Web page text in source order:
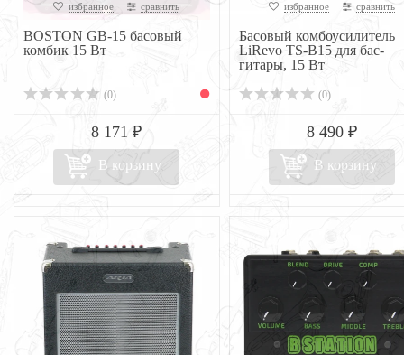
избранное сравнить
BOSTON GB-15 басовый
комбик 15 Вт
(0)
8 171 ₽
В корзину
избранное сравнить
Басовый комбоусилитель
LiRevo TS-B15 для бас-
гитары, 15 Вт
(0)
8 490 ₽
В корзину